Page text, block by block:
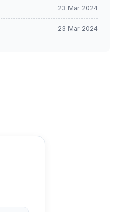
23 Mar 2024
23 Mar 2024